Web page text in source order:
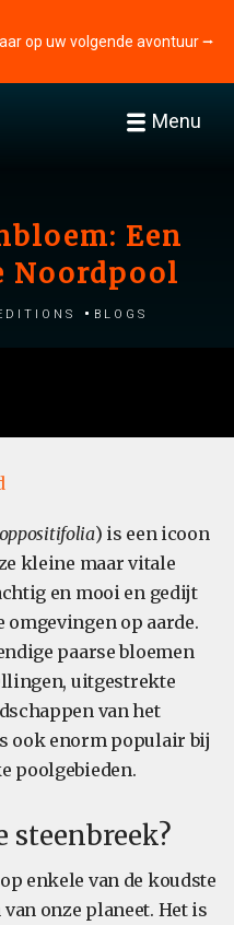
op uw volgende avontuur ⭢
Menu
Een
Noordpool
Blogs
) is een icoon
kleine maar vitale
en mooi en gedijt
omgevingen op aarde.
paarse bloemen
uitgestrekte
van het
ook enorm populair bij
poolgebieden.
steenbreek?
enkele van de koudste
onze planeet. Het is